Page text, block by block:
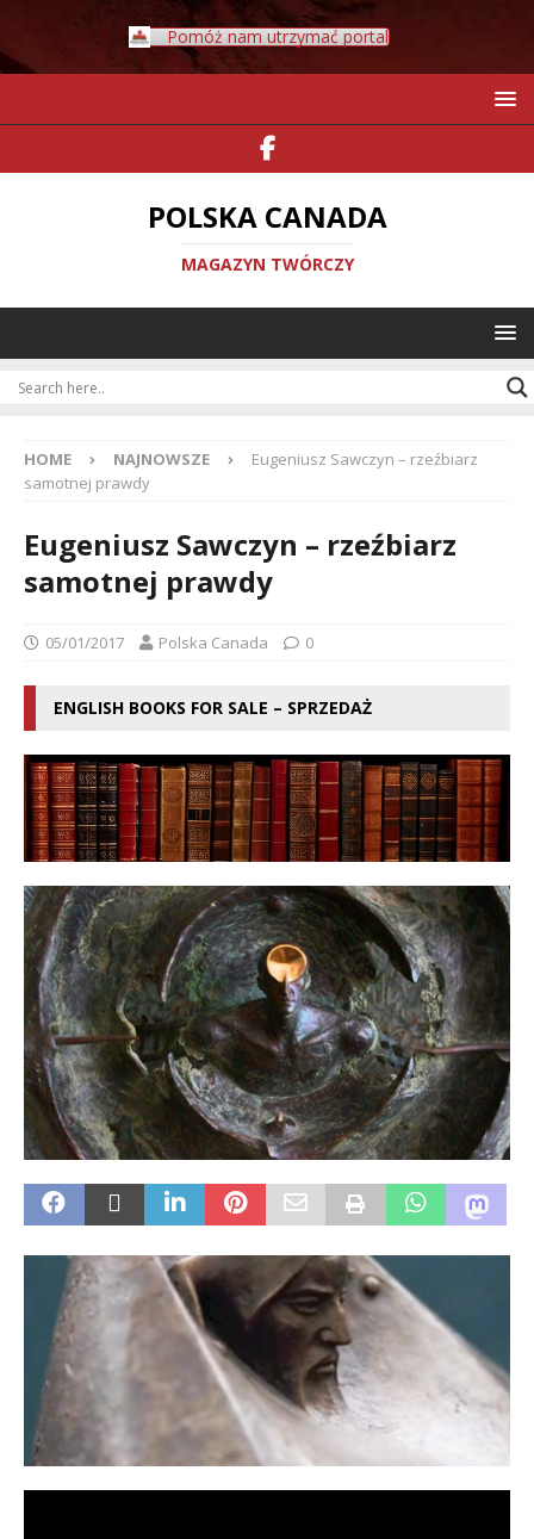
Pomóż nam utrzymać portal
POLSKA CANADA
MAGAZYN TWÓRCZY
HOME NAJNOWSZE
Eugeniusz Sawczyn – rzeźbiarz
samotnej prawdy
Eugeniusz Sawczyn – rzeźbiarz
samotnej prawdy
05/01/2017 Polska Canada 0
ENGLISH BOOKS FOR SALE – SPRZEDAŻ